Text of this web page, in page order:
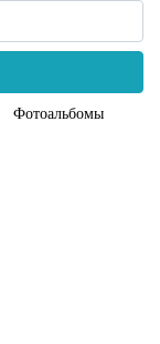
Фотоальбомы